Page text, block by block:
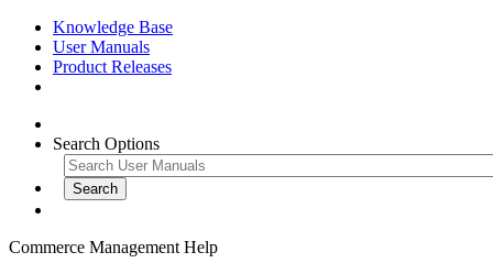
Knowledge Base
User Manuals
Product Releases
Search Options
Commerce Management Help